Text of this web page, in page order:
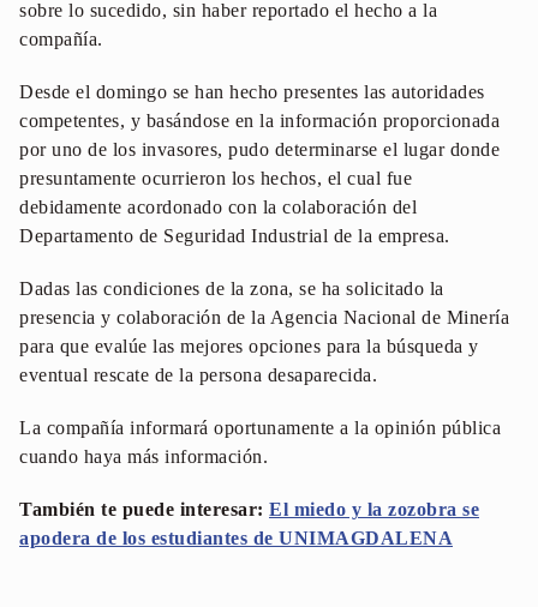
sobre lo sucedido, sin haber reportado el hecho a la
compañía.
Desde el domingo se han hecho presentes las autoridades
competentes, y basándose en la información proporcionada
por uno de los invasores, pudo determinarse el lugar donde
presuntamente ocurrieron los hechos, el cual fue
debidamente acordonado con la colaboración del
Departamento de Seguridad Industrial de la empresa.
Dadas las condiciones de la zona, se ha solicitado la
presencia y colaboración de la Agencia Nacional de Minería
para que evalúe las mejores opciones para la búsqueda y
eventual rescate de la persona desaparecida.
La compañía informará oportunamente a la opinión pública
cuando haya más información.
También te puede interesar: El miedo y la zozobra se
apodera de los estudiantes de UNIMAGDALENA